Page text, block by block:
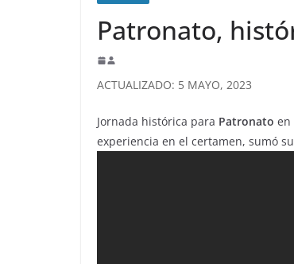
Patronato,
ACTUALIZADO: 5 MAYO, 2023
Jornada histórica para Patronato en
experiencia en el certamen, sumó